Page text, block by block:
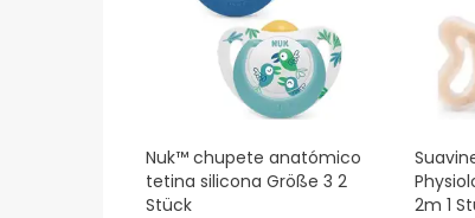
Nuk™ chupete anatómico
tetina silicona Größe 3 2
Stück
2m 1